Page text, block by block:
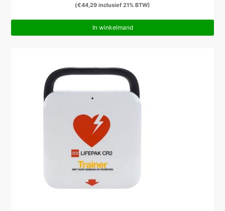
(€44,29 inclusief 21% BTW)
In winkelmand